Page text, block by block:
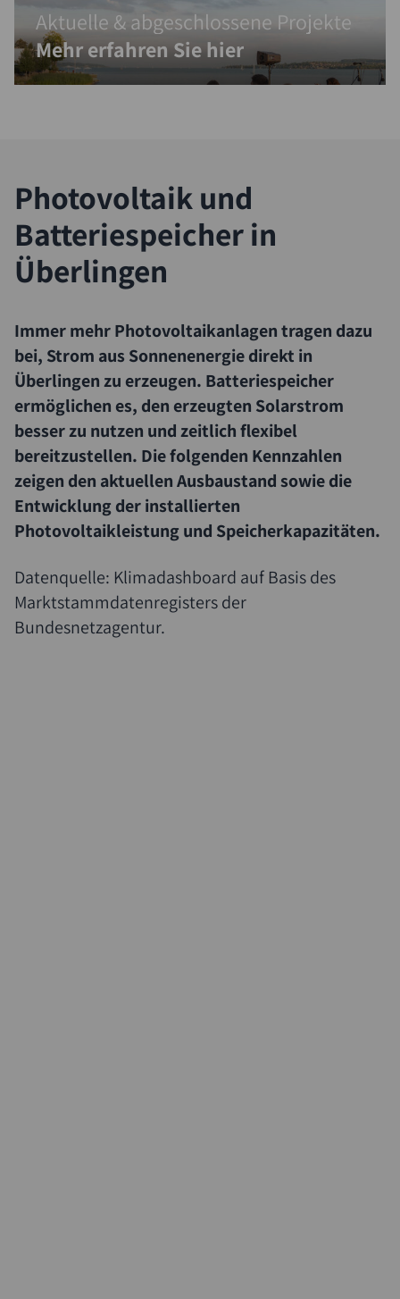
Aktuelle & abgeschlossene Projekte
Mehr erfahren Sie hier
Photovoltaik und
Batteriespeicher in
Überlingen
Immer mehr Photovoltaikanlagen tragen dazu
bei, Strom aus Sonnenenergie direkt in
Überlingen zu erzeugen. Batteriespeicher
ermöglichen es, den erzeugten Solarstrom
besser zu nutzen und zeitlich flexibel
bereitzustellen. Die folgenden Kennzahlen
zeigen den aktuellen Ausbaustand sowie die
Entwicklung der installierten
Photovoltaikleistung und Speicherkapazitäten.
Datenquelle: Klimadashboard auf Basis des
Marktstammdatenregisters der
Bundesnetzagentur.